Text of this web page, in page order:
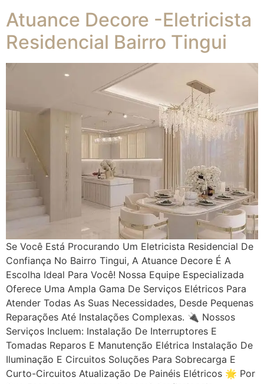
Atuance Decore -Eletricista
Residencial Bairro Tingui
Se Você Está Procurando Um Eletricista Residencial De
Confiança No Bairro Tingui, A Atuance Decore É A
Escolha Ideal Para Você! Nossa Equipe Especializada
Oferece Uma Ampla Gama De Serviços Elétricos Para
Atender Todas As Suas Necessidades, Desde Pequenas
Reparações Até Instalações Complexas. 🔌 Nossos
Serviços Incluem: Instalação De Interruptores E
Tomadas Reparos E Manutenção Elétrica Instalação De
Iluminação E Circuitos Soluções Para Sobrecarga E
Curto-Circuitos Atualização De Painéis Elétricos 🌟 Por